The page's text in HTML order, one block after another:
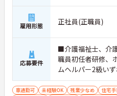
雇用形態 正社員(正職員)
応募要件
■介護福祉士、介
職員初任者研修、
ムヘルパー2級い
※経験者歓迎 ※未
車通勤可 未経験OK 残業少なめ 住宅